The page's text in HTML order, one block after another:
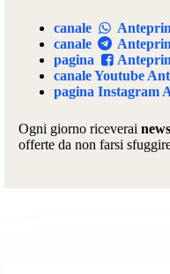
canale
canale
pagina
canale Youtube
pagina Instagram
Ogni giorno riceverai
offerte da non farsi